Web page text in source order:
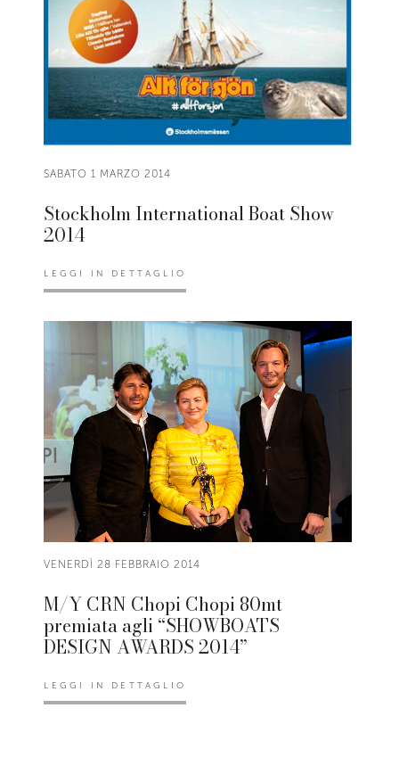
SABATO 1 MARZO 2014
Stockholm International Boat Show
2014
LEGGI IN DETTAGLIO
VENERDÌ 28 FEBBRAIO 2014
M/Y CRN Chopi Chopi 80mt
premiata agli “SHOWBOATS
DESIGN AWARDS 2014”
LEGGI IN DETTAGLIO